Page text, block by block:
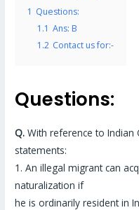
1 Questions:
1.1 Ans: B
1.2 Contact us for:-
Questions:
Q. With reference to
statements:
1. An illegal migrant can
naturalization if
he is ordinarily resident in